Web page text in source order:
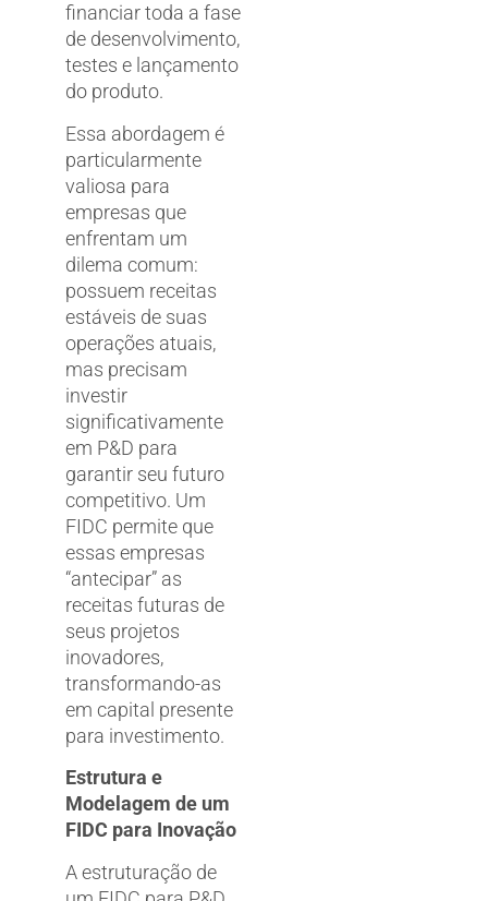
financiar toda a fase
de desenvolvimento,
testes e lançamento
do produto.
Essa abordagem é
particularmente
valiosa para
empresas que
enfrentam um
dilema comum:
possuem receitas
estáveis de suas
operações atuais,
mas precisam
investir
significativamente
em P&D para
garantir seu futuro
competitivo. Um
FIDC permite que
essas empresas
“antecipar” as
receitas futuras de
seus projetos
inovadores,
transformando-as
em capital presente
para investimento.
Estrutura e
Modelagem de um
FIDC para Inovação
A estruturação de